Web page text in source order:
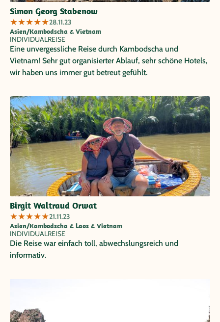
Simon Georg Stabenow
★★★★★28.11.23
Asien/Kambodscha & Vietnam
INDIVIDUALREISE
Eine unvergessliche Reise durch Kambodscha und
Vietnam! Sehr gut organisierter Ablauf, sehr schöne Hotels,
wir haben uns immer gut betreut gefühlt.
Birgit Waltraud Orwat
★★★★★21.11.23
Asien/Kambodscha & Laos & Vietnam
INDIVIDUALREISE
Die Reise war einfach toll, abwechslungsreich und
informativ.